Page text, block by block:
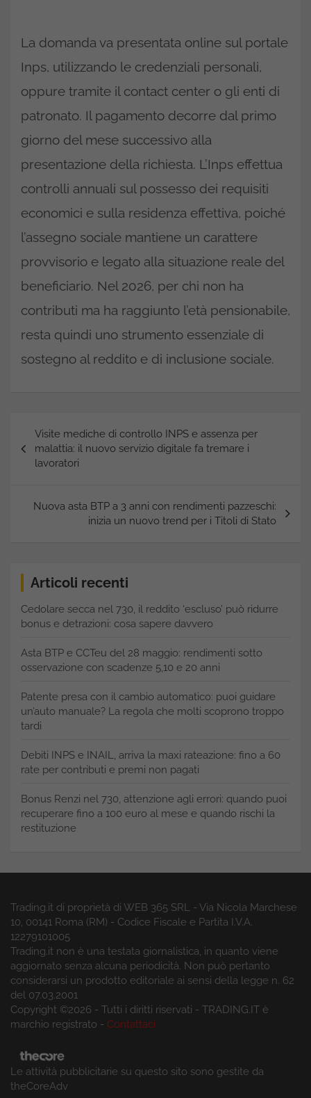
La domanda va presentata online sul portale
Inps, utilizzando le credenziali personali,
oppure tramite il contact center o gli enti di
patronato. Il pagamento decorre dal primo
giorno del mese successivo alla
presentazione della richiesta. L’Inps effettua
controlli annuali sul possesso dei requisiti
economici e sulla residenza effettiva, poiché
l’assegno sociale mantiene un carattere
provvisorio e legato alla situazione reale del
beneficiario. Nel 2026, per chi non ha
contributi ma ha raggiunto l’età pensionabile,
resta quindi uno strumento essenziale di
sostegno al reddito e di inclusione sociale.
Navigazione
articoli
Visite mediche di controllo INPS e assenza per
malattia: il nuovo servizio digitale fa tremare i
lavoratori
Nuova asta BTP a 3 anni con rendimenti pazzeschi:
inizia un nuovo trend per i Titoli di Stato
Articoli recenti
Cedolare secca nel 730, il reddito ‘escluso’ può ridurre
bonus e detrazioni: cosa sapere davvero
Asta BTP e CCTeu del 28 maggio: rendimenti sotto
osservazione con scadenze 5,10 e 20 anni
Patente presa con il cambio automatico: puoi guidare
un’auto manuale? La regola che molti scoprono troppo
tardi
Debiti INPS e INAIL, arriva la maxi rateazione: fino a 60
rate per contributi e premi non pagati
Bonus Renzi nel 730, attenzione agli errori: quando puoi
recuperare fino a 100 euro al mese e quando rischi la
restituzione
Trading.it di proprietà di WEB 365 SRL - Via Nicola Marchese
10, 00141 Roma (RM) - Codice Fiscale e Partita I.V.A.
12279101005
Trading.it non è una testata giornalistica, in quanto viene
aggiornato senza alcuna periodicità. Non può pertanto
considerarsi un prodotto editoriale ai sensi della legge n. 62
del 07.03.2001
Copyright ©2026 - Tutti i diritti riservati - TRADING.IT è
marchio registrato - Contattaci
Le attività pubblicitarie su questo sito sono gestite da
theCoreAdv